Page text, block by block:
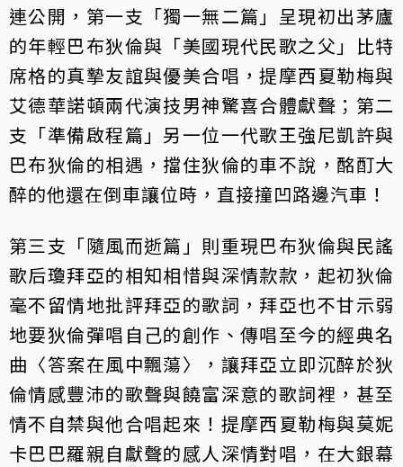
連公開，第一支「獨一無二篇」呈現初出茅廬
的年輕巴布狄倫與「美國現代民歌之父」比特
席格的真摯友誼與優美合唱，提摩西夏勒梅與
艾德華諾頓兩代演技男神驚喜合體獻聲；第二
支「準備啟程篇」另一位一代歌王強尼凱許與
巴布狄倫的相遇，擋住狄倫的車不說，酩酊大
醉的他還在倒車讓位時，直接撞凹路邊汽車！
第三支「隨風而逝篇」則重現巴布狄倫與民謠
歌后瓊拜亞的相知相惜與深情款款，起初狄倫
毫不留情地批評拜亞的歌詞，拜亞也不甘示弱
地要狄倫彈唱自己的創作、傳唱至今的經典名
曲〈答案在風中飄蕩〉，讓拜亞立即沉醉於狄
倫情感豐沛的歌聲與饒富深意的歌詞裡，甚至
情不自禁與他合唱起來！提摩西夏勒梅與莫妮
卡巴巴羅親自獻聲的感人深情對唱，在大銀幕